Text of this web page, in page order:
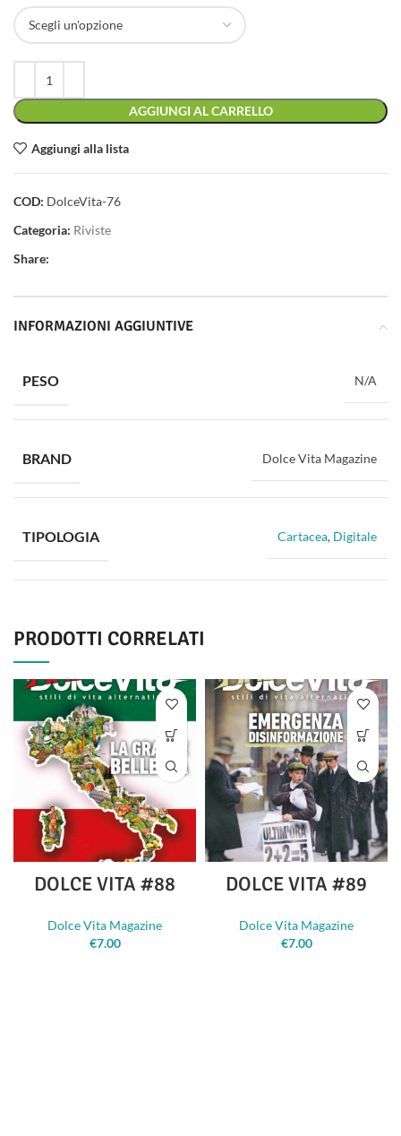
AGGIUNGI AL CARRELLO
Aggiungi alla lista
COD: DolceVita-76
Categoria: Riviste
Share:
INFORMAZIONI AGGIUNTIVE
PESO N/A
BRAND Dolce Vita Magazine
TIPOLOGIA Cartacea, Digitale
PRODOTTI CORRELATI
DOLCE VITA #88
Dolce Vita Magazine
€7.00
DOLCE VITA #89
Dolce Vita Magazine
€7.00